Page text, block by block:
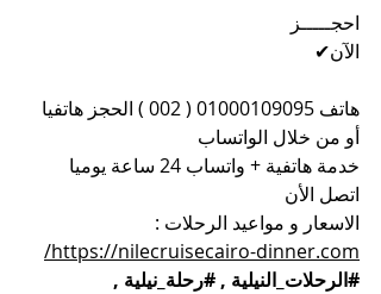
احجـــــز
الآن✔
هاتف 01000109095 ( 002 ) الحجز هاتفيا
أو من خلال الواتساب
خدمة هاتفية + واتساب 24 ساعة يوميا
اتصل الأن
الاسعار و مواعيد الرحلات :
https://nilecruisecairo-dinner.com/
#الرحلات_النيلية , #رحلة_نيلية ,